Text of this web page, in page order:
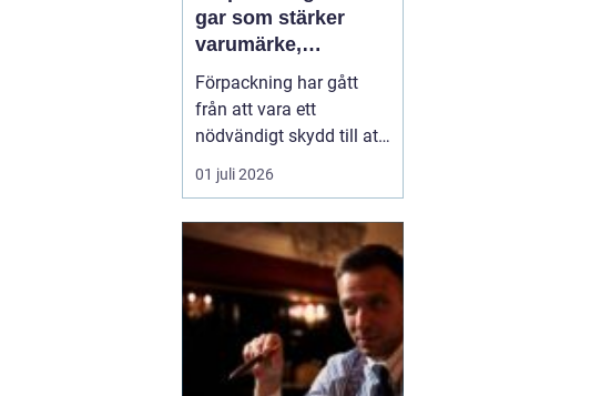
gar som stärker
varumärke,
hållbarhet och
lönsamhet
Förpackning har gått
från att vara ett
nödvändigt skydd till att
bli en central del av
varumärket,
företagets miljöarbete.
När konkurrensen ökar i
både butik och e-handel
behöver företag tänka
strategiskt kring hur
varor packas, t...
01 juli 2026